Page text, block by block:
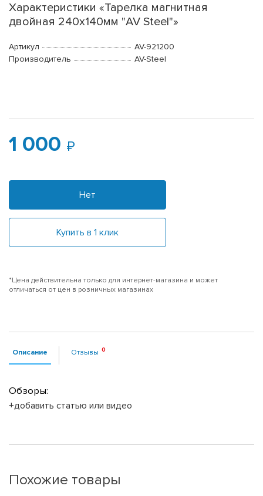
Характеристики «Тарелка магнитная
двойная 240х140мм "AV Steel"»
Артикул
AV-921200
Производитель
AV-Steel
1 000
Нет
Купить в 1 клик
*Цена действительна только для интернет-магазина и может
отличаться от цен в розничных магазинах
Описание Отзывы
Обзоры:
+добавить статью или видео
Похожие товары